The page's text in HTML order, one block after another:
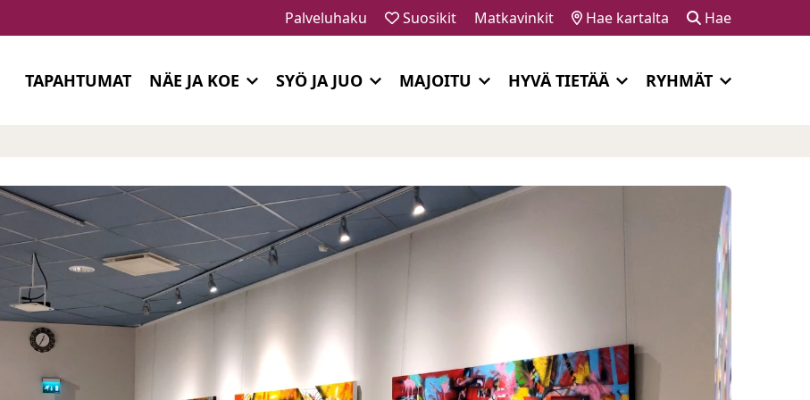
Palveluhaku Suosikit Matkavinkit Hae kartalta Hae
TAPAHTUMAT NÄE JA KOE SYÖ JA JUO MAJOITU HYVÄ TIETÄÄ RYHMÄT